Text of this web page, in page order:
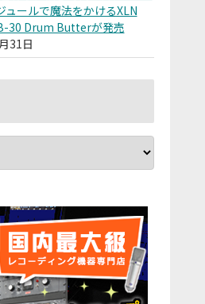
ュールで魔法をかけるXLN
30 Drum Butterが発売
31日